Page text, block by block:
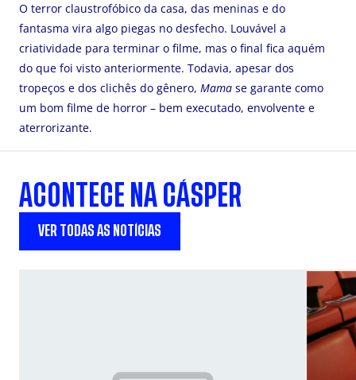
O terror claustrofóbico da casa, das meninas e do
fantasma vira algo piegas no desfecho. Louvável a
criatividade para terminar o filme, mas o final fica aquém
do que foi visto anteriormente. Todavia, apesar dos
tropeços e dos clichês do gênero, Mama se garante como
um bom filme de horror – bem executado, envolvente e
aterrorizante.
ACONTECE NA CÁSPER
VER TODAS AS NOTÍCIAS